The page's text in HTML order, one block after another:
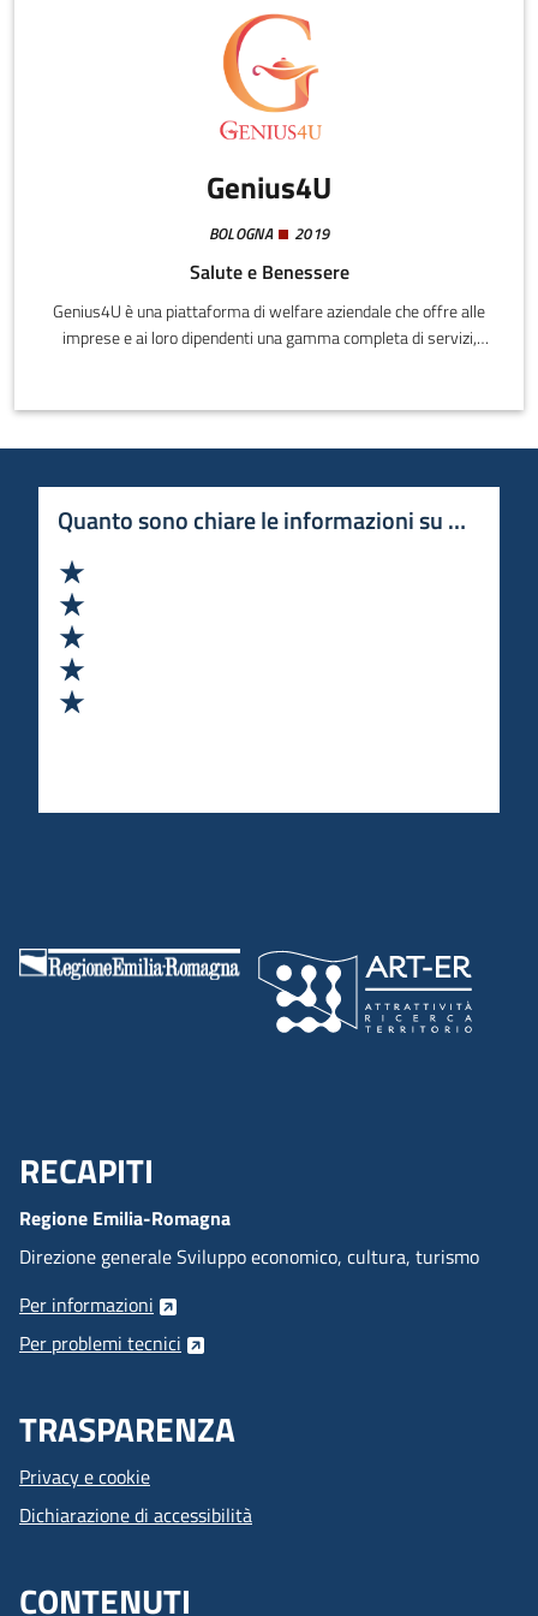
Genius4U
BOLOGNA 2019
Salute e Benessere
Genius4U è una piattaforma di welfare aziendale che offre alle
imprese e ai loro dipendenti una gamma completa di servizi,
lavaggio e cambio gomme, pane e ortofrutta freschi,
massaggiatore ed estetista, babysitting etc
Quanto sono chiare le informazioni su questa
Menu Footer
RECAPITI
Regione Emilia-Romagna
Direzione generale Sviluppo economico, cultura, turismo
Per informazioni
Per problemi tecnici
TRASPARENZA
Privacy e cookie
Dichiarazione di accessibilità
CONTENUTI